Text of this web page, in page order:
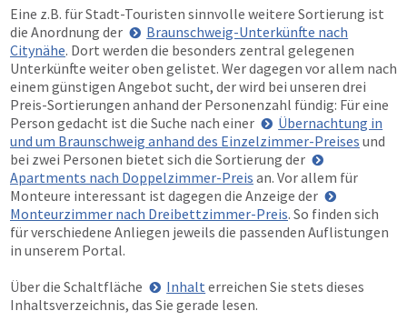
Eine z.B. für Stadt-Touristen sinnvolle weitere Sortierung ist
die Anordnung der
Braunschweig-Unterkünfte nach
Citynähe. Dort werden die besonders zentral gelegenen
Unterkünfte weiter oben gelistet. Wer dagegen vor allem nach
einem günstigen Angebot sucht, der wird bei unseren drei
Preis-Sortierungen anhand der Personenzahl fündig: Für eine
Person gedacht ist die Suche nach einer
Übernachtung in
und um Braunschweig anhand des Einzelzimmer-Preises und
bei zwei Personen bietet sich die Sortierung der
Apartments nach Doppelzimmer-Preis an. Vor allem für
Monteure interessant ist dagegen die Anzeige der
Monteurzimmer nach Dreibettzimmer-Preis. So finden sich
für verschiedene Anliegen jeweils die passenden Auflistungen
in unserem Portal.
Über die Schaltfläche
Inhalt erreichen Sie stets dieses
Inhaltsverzeichnis, das Sie gerade lesen.